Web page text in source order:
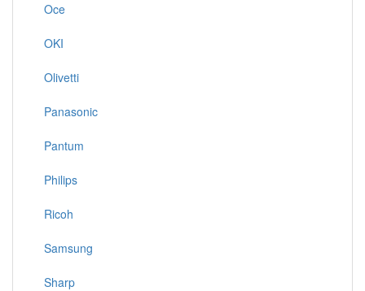
Oce
OKI
Olivetti
Panasonic
Pantum
Philips
Ricoh
Samsung
Sharp